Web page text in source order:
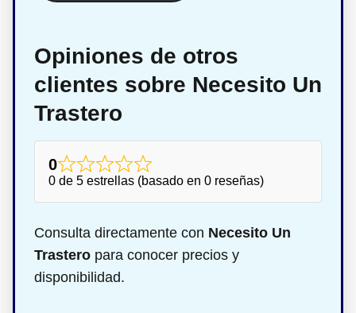
Opiniones de otros
clientes sobre Necesito Un
Trastero
0
0 de 5 estrellas (basado en 0 reseñas)
Consulta directamente con Necesito Un
Trastero para conocer precios y
disponibilidad.